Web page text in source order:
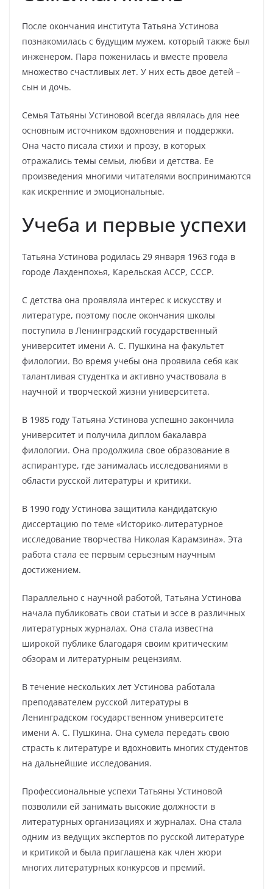
После окончания института Татьяна Устинова
познакомилась с будущим мужем, который также был
инженером. Пара поженилась и вместе провела
множество счастливых лет. У них есть двое детей –
сын и дочь.
Семья Татьяны Устиновой всегда являлась для нее
основным источником вдохновения и поддержки.
Она часто писала стихи и прозу, в которых
отражались темы семьи, любви и детства. Ее
произведения многими читателями воспринимаются
как искренние и эмоциональные.
Учеба и первые успехи
Татьяна Устинова родилась 29 января 1963 года в
городе Лахденпохья, Карельская АССР, СССР.
С детства она проявляла интерес к искусству и
литературе, поэтому после окончания школы
поступила в Ленинградский государственный
университет имени А. С. Пушкина на факультет
филологии. Во время учебы она проявила себя как
талантливая студентка и активно участвовала в
научной и творческой жизни университета.
В 1985 году Татьяна Устинова успешно закончила
университет и получила диплом бакалавра
филологии. Она продолжила свое образование в
аспирантуре, где занималась исследованиями в
области русской литературы и критики.
В 1990 году Устинова защитила кандидатскую
диссертацию по теме «Историко-литературное
исследование творчества Николая Карамзина». Эта
работа стала ее первым серьезным научным
достижением.
Параллельно с научной работой, Татьяна Устинова
начала публиковать свои статьи и эссе в различных
литературных журналах. Она стала известна
широкой публике благодаря своим критическим
обзорам и литературным рецензиям.
В течение нескольких лет Устинова работала
преподавателем русской литературы в
Ленинградском государственном университете
имени А. С. Пушкина. Она сумела передать свою
страсть к литературе и вдохновить многих студентов
на дальнейшие исследования.
Профессиональные успехи Татьяны Устиновой
позволили ей занимать высокие должности в
литературных организациях и журналах. Она стала
одним из ведущих экспертов по русской литературе
и критикой и была приглашена как член жюри
многих литературных конкурсов и премий.